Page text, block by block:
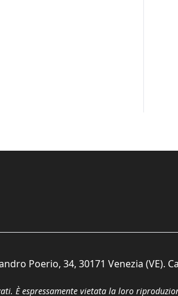
Poerio, 34, 30171 Venezia (VE).
È espressamente vietata la loro